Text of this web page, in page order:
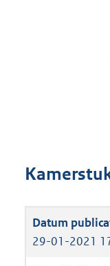
29-01-2021